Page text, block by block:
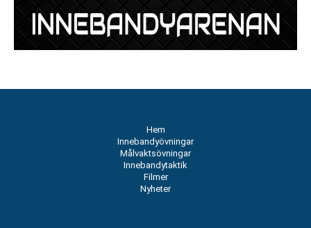
Hem
Innebandyövningar
Målvaktsövningar
Innebandytaktik
Filmer
Nyheter